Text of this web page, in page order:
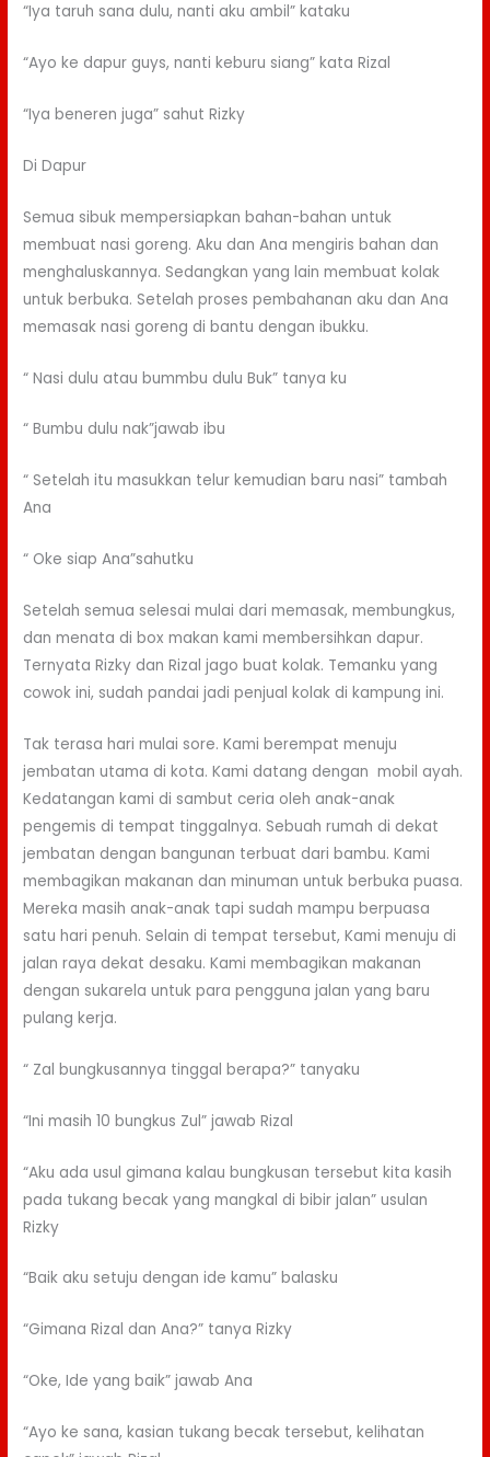
“Iya taruh sana dulu, nanti aku ambil” kataku
“Ayo ke dapur guys, nanti keburu siang” kata Rizal
“Iya beneren juga” sahut Rizky
Di Dapur
Semua sibuk mempersiapkan bahan-bahan untuk
membuat nasi goreng. Aku dan Ana mengiris bahan dan
menghaluskannya. Sedangkan yang lain membuat kolak
untuk berbuka. Setelah proses pembahanan aku dan Ana
memasak nasi goreng di bantu dengan ibukku.
“ Nasi dulu atau bummbu dulu Buk” tanya ku
“ Bumbu dulu nak”jawab ibu
“ Setelah itu masukkan telur kemudian baru nasi” tambah
Ana
“ Oke siap Ana”sahutku
Setelah semua selesai mulai dari memasak, membungkus,
dan menata di box makan kami membersihkan dapur.
Ternyata Rizky dan Rizal jago buat kolak. Temanku yang
cowok ini, sudah pandai jadi penjual kolak di kampung ini.
Tak terasa hari mulai sore. Kami berempat menuju
jembatan utama di kota. Kami datang dengan mobil ayah.
Kedatangan kami di sambut ceria oleh anak-anak
pengemis di tempat tinggalnya. Sebuah rumah di dekat
jembatan dengan bangunan terbuat dari bambu. Kami
membagikan makanan dan minuman untuk berbuka puasa.
Mereka masih anak-anak tapi sudah mampu berpuasa
satu hari penuh. Selain di tempat tersebut, Kami menuju di
jalan raya dekat desaku. Kami membagikan makanan
dengan sukarela untuk para pengguna jalan yang baru
pulang kerja.
“ Zal bungkusannya tinggal berapa?” tanyaku
“Ini masih 10 bungkus Zul” jawab Rizal
“Aku ada usul gimana kalau bungkusan tersebut kita kasih
pada tukang becak yang mangkal di bibir jalan” usulan
Rizky
“Baik aku setuju dengan ide kamu” balasku
“Gimana Rizal dan Ana?” tanya Rizky
“Oke, Ide yang baik” jawab Ana
“Ayo ke sana, kasian tukang becak tersebut, kelihatan